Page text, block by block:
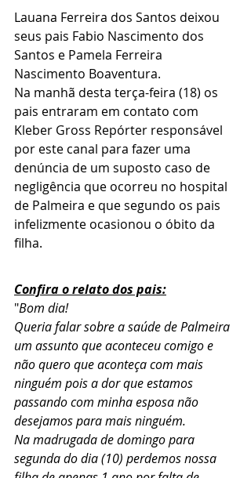
Lauana Ferreira dos Santos deixou
seus pais Fabio Nascimento dos
Santos e Pamela Ferreira
Nascimento Boaventura.
Na manhã desta terça-feira (18) os
pais entraram em contato com
Kleber Gross Repórter responsável
por este canal para fazer uma
denúncia de um suposto caso de
negligência que ocorreu no hospital
de Palmeira e que segundo os pais
infelizmente ocasionou o óbito da
filha.
Confira o relato dos pais:
"Bom dia!
Queria falar sobre a saúde de Palmeira
um assunto que aconteceu comigo e
não quero que aconteça com mais
ninguém pois a dor que estamos
passando com minha esposa não
desejamos para mais ninguém.
Na madrugada de domingo para
segunda do dia (10) perdemos nossa